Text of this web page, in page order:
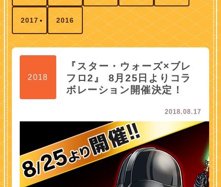
2017 2016
2018
『スター・ウォーズ×ブレ
フロ2』 8月25日よりコラ
ボレーション開催決定！
2018.08.17